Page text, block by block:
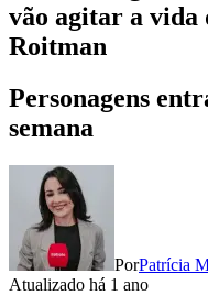
vão agitar a vida
Roitman
Personagens
semana
PorPatrícia
Atualizado há 1 ano